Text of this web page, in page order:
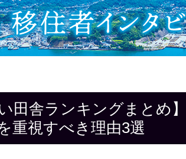
い田舎ランキングまとめ
重視すべき理由3選